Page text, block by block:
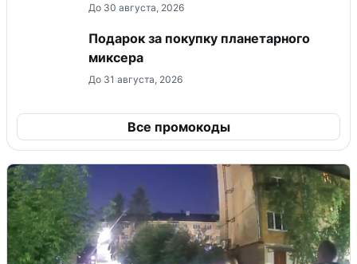
До 30 августа, 2026
Подарок за покупку планетарного
миксера
До 31 августа, 2026
Все промокоды